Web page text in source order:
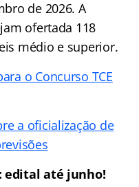
de 2026. A
ofertada 118
médio e superior.
o Concurso TCE
a oficialização de
edital até junho!